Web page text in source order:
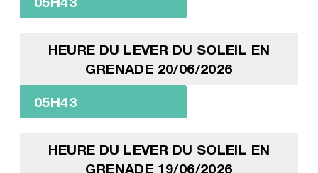
HEURE DU LEVER DU SOLEIL EN
GRENADE 20/06/2026
05H43
HEURE DU LEVER DU SOLEIL EN
GRENADE 19/06/2026